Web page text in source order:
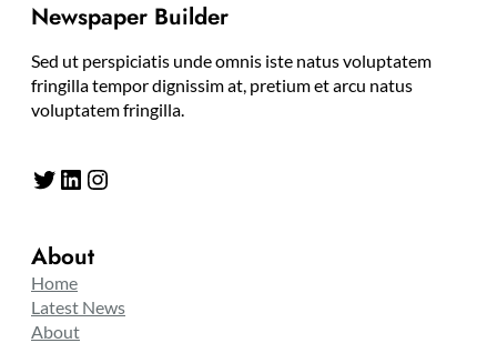
Newspaper Builder
Sed ut perspiciatis unde omnis iste natus voluptatem
fringilla tempor dignissim at, pretium et arcu natus
voluptatem fringilla.
Twitter LinkedIn Instagram
About
Home
Latest News
About